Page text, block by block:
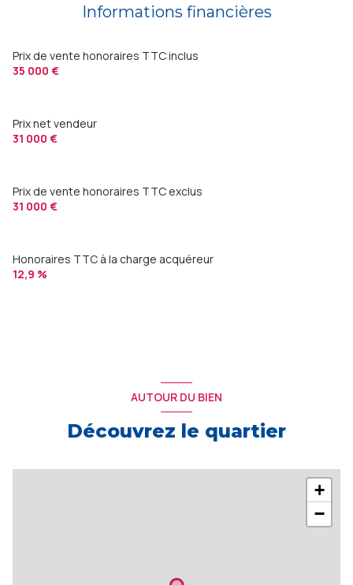
Informations financières
Prix de vente honoraires TTC inclus
35 000 €
Prix net vendeur
31 000 €
Prix de vente honoraires TTC exclus
31 000 €
Honoraires TTC à la charge acquéreur
12,9 %
AUTOUR DU BIEN
Découvrez le quartier
+
−